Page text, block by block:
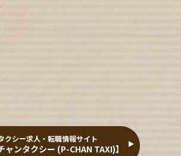
クシー求人・転職情報サイト
ャンタクシー (P-CHAN TAXI)】